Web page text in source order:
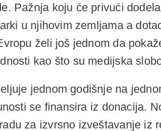
Pažnja koju će privući
u njihovim zemljama a
želi još jednom da
kao što su medijska
jednom godišnje na
se finansira iz donacija.
za izvrsno izveštavanje iz